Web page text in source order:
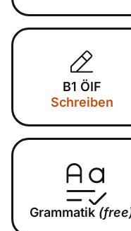
B1 ÖIF
Schreiben
Grammatik